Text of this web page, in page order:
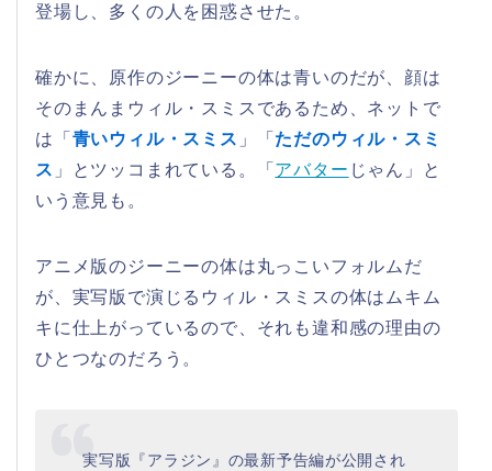
登場し、多くの人を困惑させた。
確かに、原作のジーニーの体は青いのだが、顔は
そのまんまウィル・スミスであるため、ネットで
は「 青いウィル・スミス 」「 ただのウィル・スミ
ス 」とツッコまれている。「 アバター じゃん」と
いう意見も。
アニメ版のジーニーの体は丸っこいフォルムだ
が、実写版で演じるウィル・スミスの体はムキム
キに仕上がっているので、それも違和感の理由の
ひとつなのだろう。
実写版『アラジン』の最新予告編が公開され